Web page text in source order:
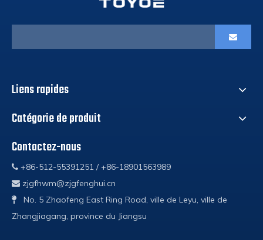
Liens rapides
Catégorie de produit
Contactez-nous
 +86-512-55391251 / +86-18901563989
 zjgfhwm@zjgfenghui.cn

No. 5 Zhaofeng East Ring Road, ville de Leyu, ville de
Zhangjiagang, province du Jiangsu